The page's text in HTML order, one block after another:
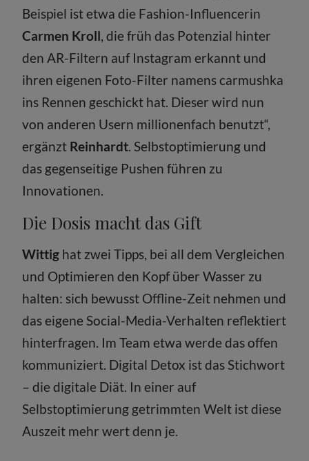
Beispiel ist etwa die Fashion-Influencerin
Carmen Kroll, die früh das Potenzial hinter
den AR-Filtern auf Instagram erkannt und
ihren eigenen Foto-Filter namens carmushka
ins Rennen geschickt hat. Dieser wird nun
von anderen Usern millionenfach benutzt“,
ergänzt Reinhardt. Selbstoptimierung und
das gegenseitige Pushen führen zu
Innovationen.
Die Dosis macht das Gift
Wittig hat zwei Tipps, bei all dem Vergleichen
und Optimieren den Kopf über Wasser zu
halten: sich bewusst Offline-Zeit nehmen und
das eigene Social-Media-­Verhalten reflektiert
hinterfragen. Im Team etwa werde das offen
kommuniziert. Digital Detox ist das Stichwort
– die digitale Diät. In einer auf
Selbstoptimierung getrimmten Welt ist diese
Auszeit mehr wert denn je.